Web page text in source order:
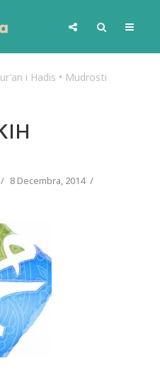
i Hadis • Mudrosti
8 Decembra, 2014